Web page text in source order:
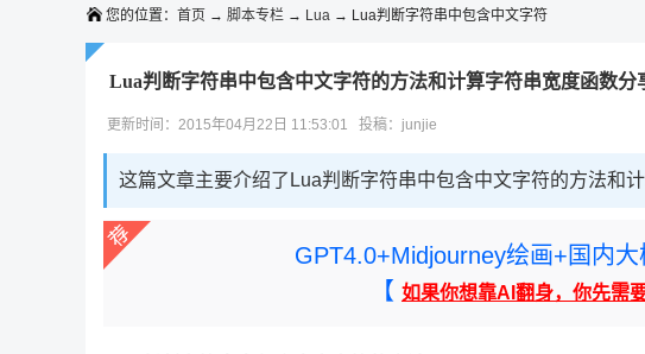
您的位置： 首页 → 脚本专栏 → Lua → Lua判断字符串中包含中文字符
Lua判断字符串中包含中文字符的方法和计算字符串宽度函数分
更新时间：2015年04月22日 11:53:01 投稿：junjie
这篇文章主要介绍了Lua判断字符串中包含中文字符的方法和
GPT4.0+Midjourney绘画+国内大
【 如果你想靠AI翻身，你先需